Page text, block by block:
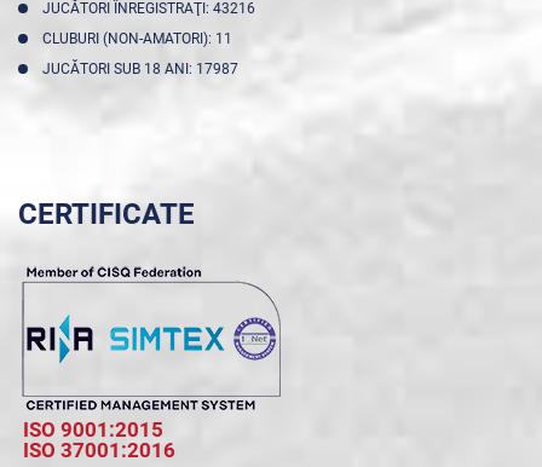
JUCĂTORI ÎNREGISTRAŢI: 43216
CLUBURI (NON-AMATORI): 11
JUCĂTORI SUB 18 ANI: 17987
CERTIFICATE
ISO 9001:2015
ISO 37001:2016